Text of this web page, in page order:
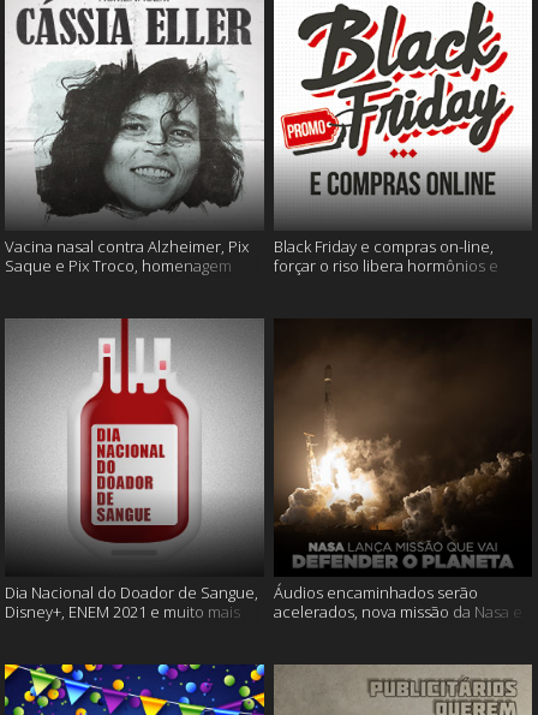
Vacina nasal contra Alzheimer, Pix
Saque e Pix Troco, homenagem
Black Friday e compras on-line,
forçar o riso libera hormônios e
Dia Nacional do Doador de Sangue,
Disney+, ENEM 2021 e muito mais
Áudios encaminhados serão
acelerados, nova missão da Nasa e